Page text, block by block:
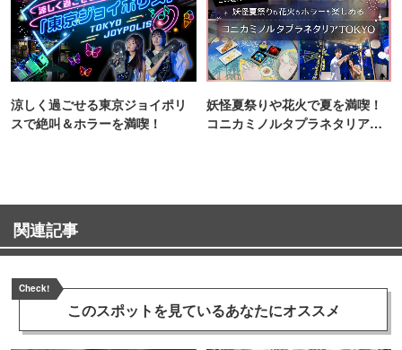
涼しく過ごせる東京ジョイポリ
スで絶叫＆ホラーを満喫！
妖怪夏祭りや花火で夏を満喫！
コニカミノルタプラネタリア
関連記事
Check!
このスポットを見ているあなたにオススメ